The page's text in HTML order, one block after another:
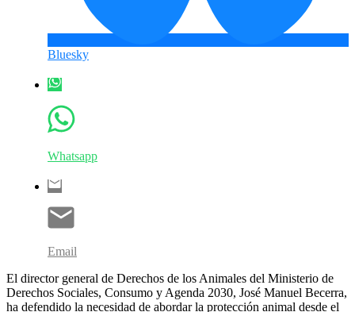
Bluesky
Whatsapp
Email
El director general de Derechos de los Animales del Ministerio de
Derechos Sociales, Consumo y Agenda 2030, José Manuel Becerra,
ha defendido la necesidad de abordar la protección animal desde el